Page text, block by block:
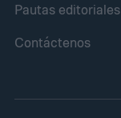
Pautas editoriales
Contáctenos